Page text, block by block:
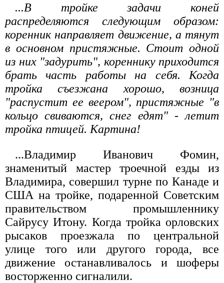
...В тройке задачи коней
распределяются следующим образом:
коренник направляет движение, а тянут
в основном пристяжные. Стоит одной
из них "задурить", кореннику приходится
брать часть работы на себя. Когда
тройка съезжана хорошо, возница
"распустит ее веером", пристяжные "в
кольцо свиваются, снег едят" - летит
тройка птицей. Картина!
...Владимир Иванович Фомин,
знаменитый мастер троечной езды из
Владимира, совершил турне по Канаде и
США на тройке, подаренной Советским
правительством промышленнику
Сайрусу Итону. Когда тройка орловских
рысаков проезжала по центральной
улице того или другого города, все
движение останавливалось и шоферы
восторженно сигналили.